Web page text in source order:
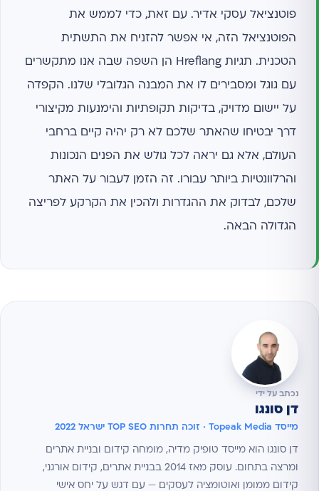
פוטנציאל עסקי אדיר. עם זאת, כדי לממש את
הפוטנציאל הזה, אי אפשר להזניח את התשתית
הטכנית. תגיות Hreflang הן השפה שבה אנו מתקשרים
עם גוגל ומסבירים לו את המבנה הגלובלי שלנו. הקפדה
על יישום מדויק, בדיקות תקופתיות והימנעות מקיצורי
דרך יבטיחו שהאתר שלכם לא רק יהיה קיים ברחבי
העולם, אלא גם יראה לכל גולש את הפנים הנכונות
והרלוונטיות ביותר עבורו. זה הזמן לעבור על האתר
שלכם, לבדוק את ההגדרות ולהכין את הקרקע לפריצה
הגדולה הבאה.
נכתב על ידי
דן סונגו
מייסד Topeak Media · זוכה תחרות TOP SEO ישראל 2022
דן סונגו הוא מייסד טופיק מדיה, מומחה קידום ובניית אתרים
ומרצה בתחום. עוסק מאז 2014 בבניית אתרים, קידום אורגני,
קידום ממומן ואוטומציה לעסקים — עם דגש על יחס אישי